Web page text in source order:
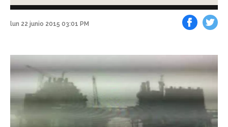
lun 22 junio 2015 03:01 PM